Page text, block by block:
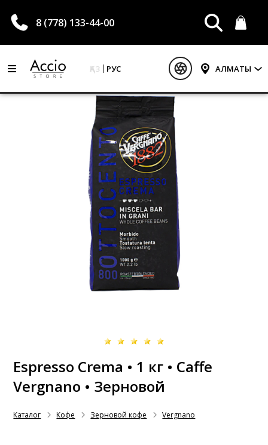
8 (778) 133-44-00
ҚАЗ РУС АЛМАТЫ
Espresso Crema • 1 кг • Caffe
Vergnano • Зерновой
Каталог Кофе Зерновой кофе Vergnano